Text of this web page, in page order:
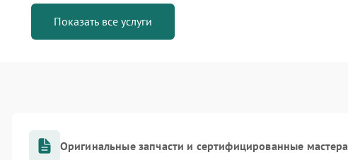
Показать все услуги
Оригинальные запчасти и сертифицированные мастера